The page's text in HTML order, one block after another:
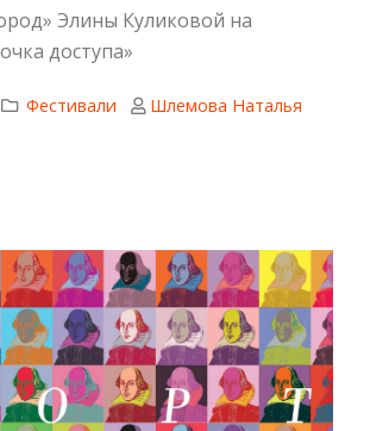
Элины Куликовой на
доступа»
Фестивали
Шлемова Наталья